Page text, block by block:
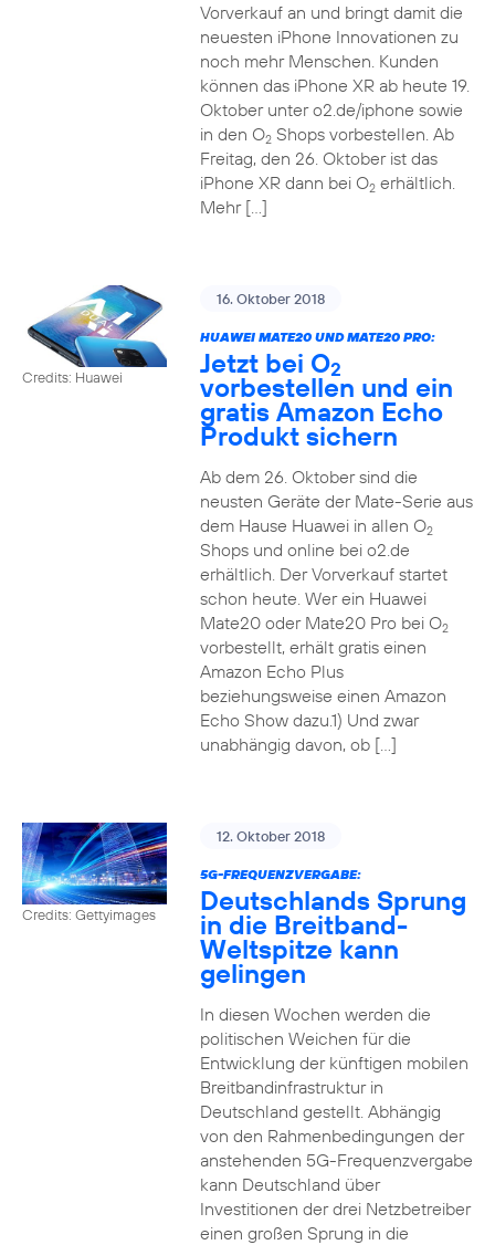
Vorverkauf an und bringt damit die
neuesten iPhone Innovationen zu
noch mehr Menschen. Kunden
können das iPhone XR ab heute 19.
Oktober unter o2.de/iphone sowie
in den O2Shops vorbestellen. Ab
Freitag, den 26. Oktober ist das
iPhone XR dann bei O2erhältlich.
Mehr […]
Credits: Huawei
16. Oktober 2018
HUAWEI MATE20 UND MATE20 PRO:
Jetzt bei O2
vorbestellen und ein
gratis Amazon Echo
Produkt sichern
Ab dem 26. Oktober sind die
neusten Geräte der Mate-Serie aus
dem Hause Huawei in allen O2
Shops und online bei o2.de
erhältlich. Der Vorverkauf startet
schon heute. Wer ein Huawei
Mate20 oder Mate20 Pro bei O2
vorbestellt, erhält gratis einen
Amazon Echo Plus
beziehungsweise einen Amazon
Echo Show dazu.1) Und zwar
unabhängig davon, ob […]
Credits: Gettyimages
12. Oktober 2018
5G-FREQUENZVERGABE:
Deutschlands Sprung
in die Breitband-
Weltspitze kann
gelingen
In diesen Wochen werden die
politischen Weichen für die
Entwicklung der künftigen mobilen
Breitbandinfrastruktur in
Deutschland gestellt. Abhängig
von den Rahmenbedingungen der
anstehenden 5G-Frequenzvergabe
kann Deutschland über
Investitionen der drei Netzbetreiber
einen großen Sprung in die